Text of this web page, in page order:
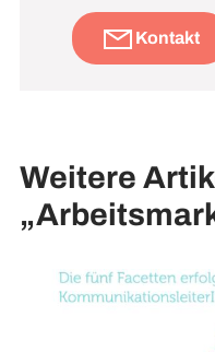
Kontakt
Weitere